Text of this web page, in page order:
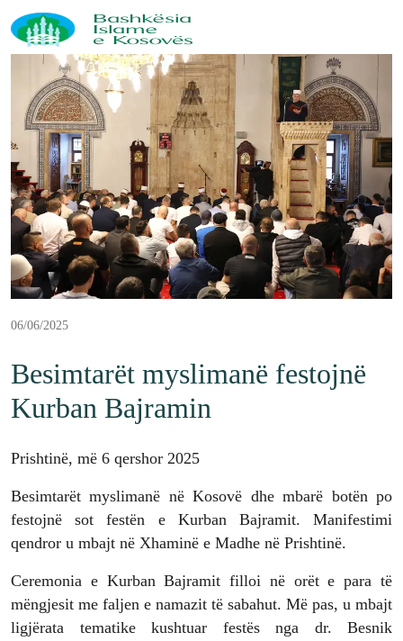
06/06/2025
Besimtarët myslimanë festojnë
Kurban Bajramin
Prishtinë, më 6 qershor 2025
Besimtarët myslimanë në Kosovë dhe mbarë botën po
festojnë sot festën e Kurban Bajramit. Manifestimi
qendror u mbajt në Xhaminë e Madhe në Prishtinë.
Ceremonia e Kurban Bajramit filloi në orët e para të
mëngjesit me faljen e namazit të sabahut. Më pas, u mbajt
ligjërata tematike kushtuar festës nga dr. Besnik